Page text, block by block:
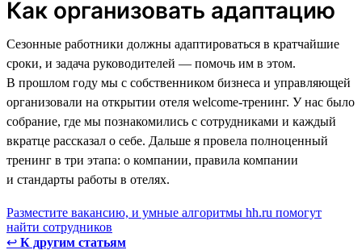
Как организовать адаптацию
Сезонные работники должны адаптироваться в кратчайшие
сроки, и задача руководителей — помочь им в этом.
В прошлом году мы с собственником бизнеса и управляющей
организовали на открытии отеля welcome-тренинг. У нас было
собрание, где мы познакомились с сотрудниками и каждый
вкратце рассказал о себе. Дальше я провела полноценный
тренинг в три этапа: о компании, правила компании
и стандарты работы в отелях.
Разместите вакансию, и умные алгоритмы hh.ru помогут
найти сотрудников
↩ К другим статьям